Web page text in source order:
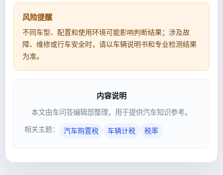
风险提醒
不同车型、配置和使用环境可能影响判断结果；涉及故
障、维修或行车安全时，请以车辆说明书和专业检测结果
为准。
内容说明
本文由车问答编辑部整理，用于提供汽车知识参考。
相关主题：
汽车购置税 车辆计税 税率